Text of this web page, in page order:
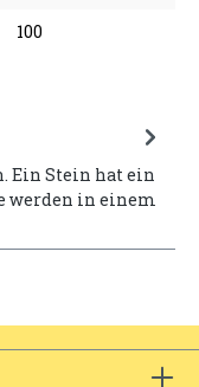
100
Ein Stein hat ein
werden in einem